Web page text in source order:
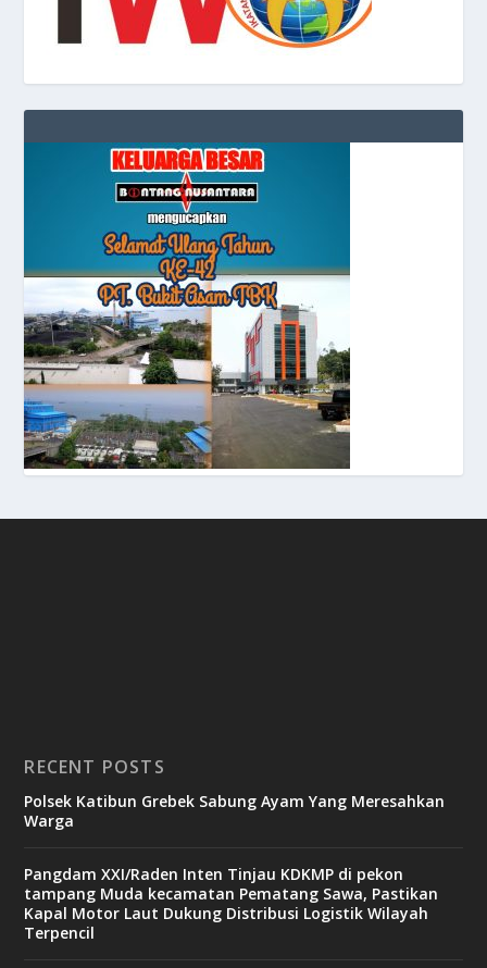
RECENT POSTS
Polsek Katibun Grebek Sabung Ayam Yang Meresahkan
Warga
Pangdam XXI/Raden Inten Tinjau KDKMP di pekon
tampang Muda kecamatan Pematang Sawa, Pastikan
Kapal Motor Laut Dukung Distribusi Logistik Wilayah
Terpencil